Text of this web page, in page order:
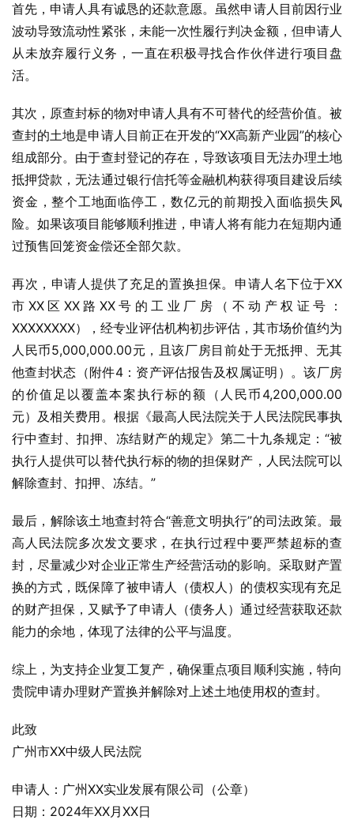
首先，申请人具有诚恳的还款意愿。虽然申请人目前因行业
波动导致流动性紧张，未能一次性履行判决金额，但申请人
从未放弃履行义务，一直在积极寻找合作伙伴进行项目盘
活。
其次，原查封标的物对申请人具有不可替代的经营价值。被
查封的土地是申请人目前正在开发的“XX高新产业园”的核心
组成部分。由于查封登记的存在，导致该项目无法办理土地
抵押贷款，无法通过银行信托等金融机构获得项目建设后续
资金，整个工地面临停工，数亿元的前期投入面临损失风
险。如果该项目能够顺利推进，申请人将有能力在短期内通
过预售回笼资金偿还全部欠款。
再次，申请人提供了充足的置换担保。申请人名下位于XX
市XX区XX路XX号的工业厂房（不动产权证号：
XXXXXXXX），经专业评估机构初步评估，其市场价值约为
人民币5,000,000.00元，且该厂房目前处于无抵押、无其
他查封状态（附件4：资产评估报告及权属证明）。该厂房
的价值足以覆盖本案执行标的额（人民币4,200,000.00
元）及相关费用。根据《最高人民法院关于人民法院民事执
行中查封、扣押、冻结财产的规定》第二十九条规定：“被
执行人提供可以替代执行标的物的担保财产，人民法院可以
解除查封、扣押、冻结。”
最后，解除该土地查封符合“善意文明执行”的司法政策。最
高人民法院多次发文要求，在执行过程中要严禁超标的查
封，尽量减少对企业正常生产经营活动的影响。采取财产置
换的方式，既保障了被申请人（债权人）的债权实现有充足
的财产担保，又赋予了申请人（债务人）通过经营获取还款
能力的余地，体现了法律的公平与温度。
综上，为支持企业复工复产，确保重点项目顺利实施，特向
贵院申请办理财产置换并解除对上述土地使用权的查封。
此致
广州市XX中级人民法院
申请人：广州XX实业发展有限公司（公章）
日期：2024年XX月XX日